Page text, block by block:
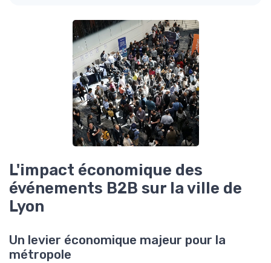
L'impact économique des
événements B2B sur la ville de
Lyon
Un levier économique majeur pour la
métropole